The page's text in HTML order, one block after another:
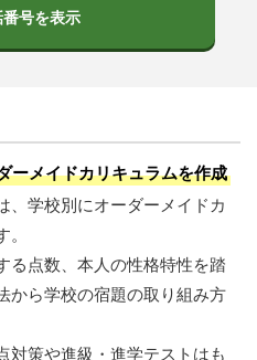
番号を表示
ーメイドカリキュラムを作成
、学校別にオーダーメイドカ
る点数、本人の性格特性を踏
から学校の宿題の取り組み方
対策や進級・進学テストはも